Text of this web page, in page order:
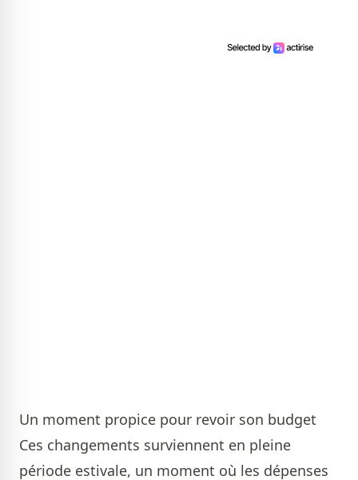
Un moment propice pour revoir son budget
Ces changements surviennent en pleine
période estivale, un moment où les dépenses